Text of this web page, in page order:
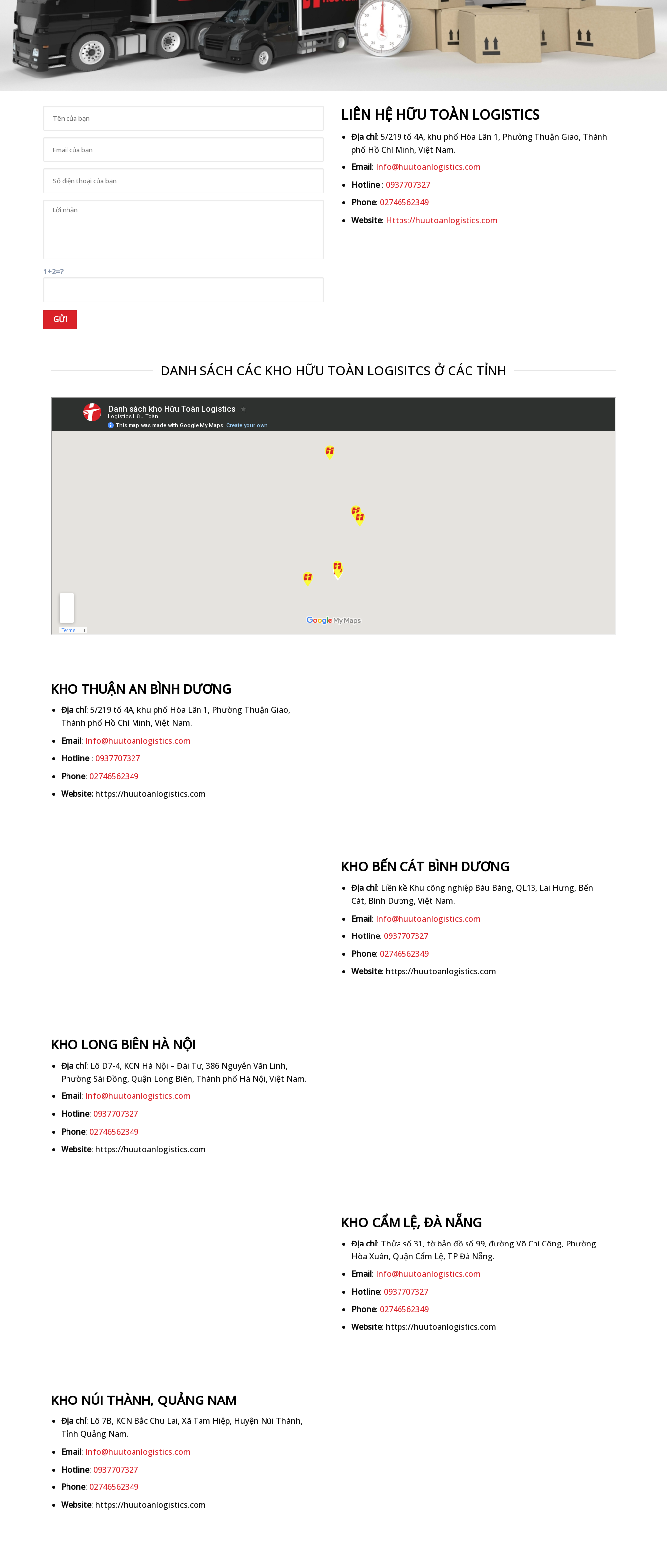
1+2=?
LIÊN HỆ HỮU TOÀN LOGISTICS
Địa chỉ: 5/219 tổ 4A, khu phố Hòa Lân 1, Phường Thuận Giao, Thành
phố Hồ Chí Minh, Việt Nam.
Email: Info@huutoanlogistics.com
Hotline: 0937707327
Phone: 02746562349
Website: Https://huutoanlogistics.com
DANH SÁCH CÁC KHO HỮU TOÀN LOGISITCS Ở CÁC TỈNH
KHO THUẬN AN BÌNH DƯƠNG
Địa chỉ: 5/219 tổ 4A, khu phố Hòa Lân 1, Phường Thuận Giao,
Thành phố Hồ Chí Minh, Việt Nam.
Email: Info@huutoanlogistics.com
Hotline: 0937707327
Phone: 02746562349
Website:https://huutoanlogistics.com
KHO BẾN CÁT BÌNH DƯƠNG
Địa chỉ: Liền kề Khu công nghiệp Bàu Bàng, QL13, Lai Hưng, Bến
Cát, Bình Dương, Việt Nam.
Email: Info@huutoanlogistics.com
Hotline: 0937707327
Phone: 02746562349
Website: https://huutoanlogistics.com
KHO LONG BIÊN HÀ NỘI
Địa chỉ: Lô D7-4, KCN Hà Nội – Đài Tư, 386 Nguyễn Văn Linh,
Phường Sài Đồng, Quận Long Biên, Thành phố Hà Nội, Việt Nam.
Email: Info@huutoanlogistics.com
Hotline: 0937707327
Phone: 02746562349
Website: https://huutoanlogistics.com
KHO CẨM LỆ, ĐÀ NẴNG
Địa chỉ: Thửa số 31, tờ bản đồ số 99, đường Võ Chí Công, Phường
Hòa Xuân, Quận Cẩm Lệ, TP Đà Nẵng.
Email: Info@huutoanlogistics.com
Hotline: 0937707327
Phone: 02746562349
Website: https://huutoanlogistics.com
KHO NÚI THÀNH, QUẢNG NAM
Địa chỉ: Lô 7B, KCN Bắc Chu Lai, Xã Tam Hiệp, Huyện Núi Thành,
Tỉnh Quảng Nam.
Email: Info@huutoanlogistics.com
Hotline: 0937707327
Phone: 02746562349
Website: https://huutoanlogistics.com